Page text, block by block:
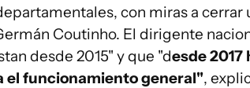
con miras a cerrar
Coutinho. El dirigente
desde 2015" y que "desde 2017
el funcionamiento general",